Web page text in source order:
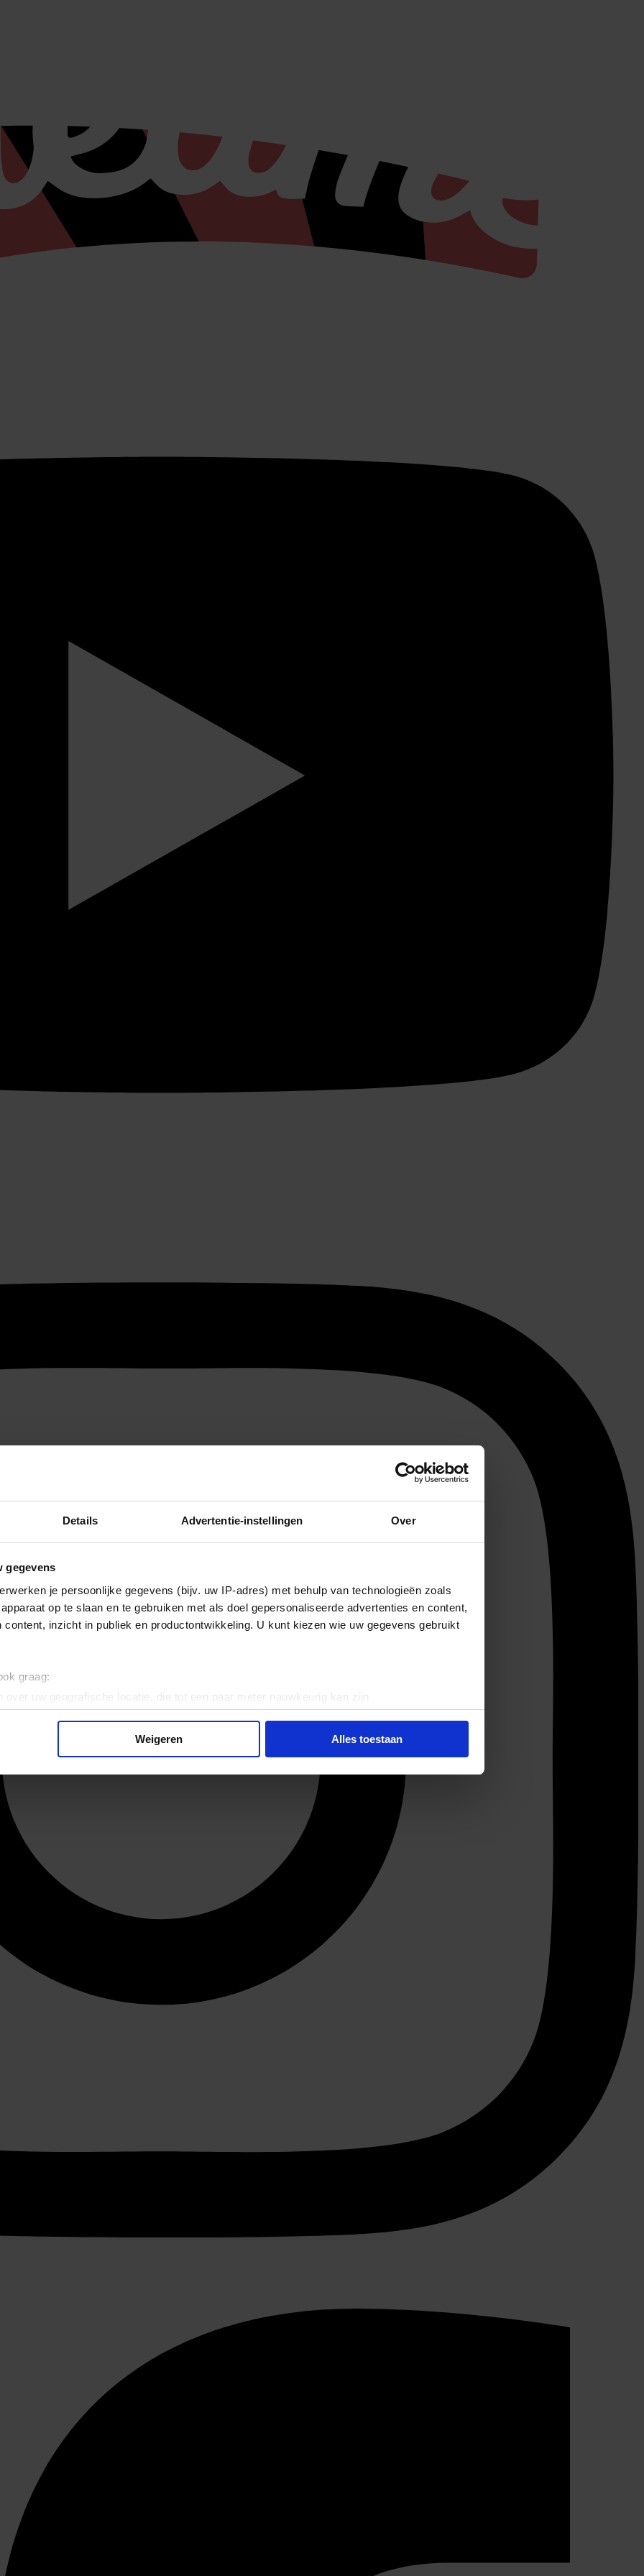
Details Advertentie-instellingen Over
gegevens
je persoonlijke gegevens (bijv. uw IP-adres) met behulp van technologieën zoals
op te slaan en te gebruiken met als doel gepersonaliseerde advertenties en content,
content, inzicht in publiek en productontwikkeling. U kunt kiezen wie uw gegevens gebruikt
graag:
over uw geografische locatie, die tot een paar meter nauwkeurig kan zijn
door het actief te scannen op specifieke eigenschappen (fingerprinting)
gegevens worden verwerkt en stel uw voorkeuren in het
detailgedeelte
en advertenties te personaliseren, om functies voor social media te bieden en om ons
Ook delen we informatie over uw gebruik van onze site met onze partners voor social
Deze partners kunnen deze gegevens combineren met andere informatie die u aan ze heeft
op basis van uw gebruik van hun services.
Weigeren Alles toestaan